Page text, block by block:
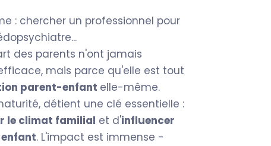
: chercher un professionnel pour
des parents n'ont jamais
mais parce qu'elle est tout
parent-enfant elle-même.
détient une clé essentielle :
le climat familial et d'influencer
. L'impact est immense -